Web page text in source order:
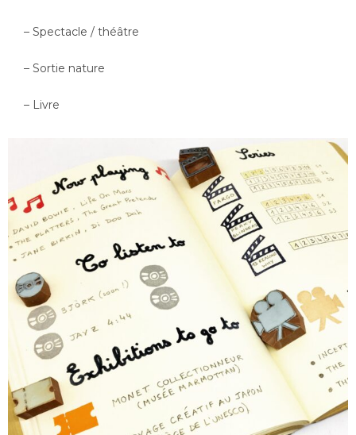
– Spectacle / théâtre
– Sortie nature
– Livre